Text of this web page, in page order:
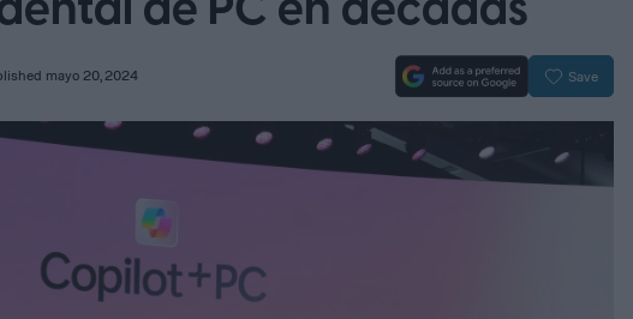
mayo 20, 2024 Save